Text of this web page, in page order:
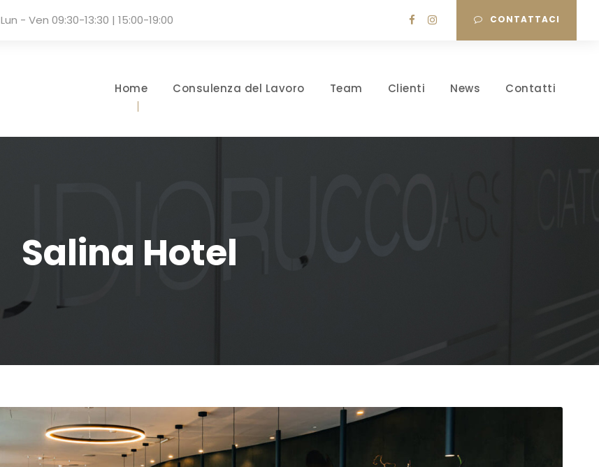
Lun - Ven 09:30-13:30 | 15:00-19:00 CONTATTACI
Home Consulenza del Lavoro Team Clienti News Contatti
Salina Hotel